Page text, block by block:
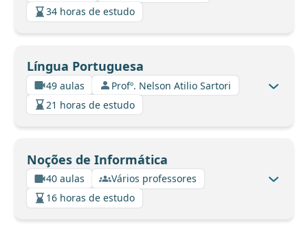
34 horas de estudo
Língua Portuguesa
49 aulas
Profº. Nelson Atilio Sartori
21 horas de estudo
Noções de Informática
40 aulas
Vários professores
16 horas de estudo